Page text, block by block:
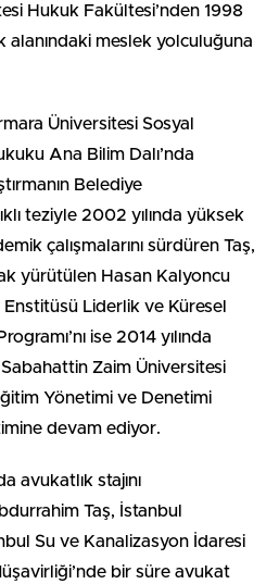
Hukuk Fakültesi’nden 1998
alanındaki meslek yolculuğuna
Üniversitesi Sosyal
Ana Bilim Dalı’nda
Belediye
teziyle 2002 yılında yüksek
çalışmalarını sürdüren Taş,
yürütülen Hasan Kalyoncu
Liderlik ve Küresel
ise 2014 yılında
Zaim Üniversitesi
Yönetimi ve Denetimi
devam ediyor.
avukatlık stajını
Taş, İstanbul
Su ve Kanalizasyon İdaresi
bir süre avukat